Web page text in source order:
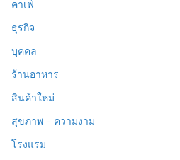
คาเฟ่
ธุรกิจ
บุคคล
ร้านอาหาร
สินค้าใหม่
สุขภาพ – ความงาม
โรงแรม